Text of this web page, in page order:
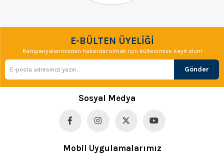
E-BÜLTEN ÜYELİĞİ
Kampanyalarımızdan haberdar olmak için bültenimize kayıt olun!
Gönder
Sosyal Medya
Mobil Uygulamalarımız